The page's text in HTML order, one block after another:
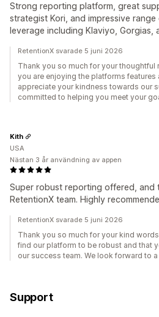
Strong reporting platform, great
strategist Kori, and impressive
leverage including Klaviyo, Gorgias,
RetentionX svarade 5 juni 2026
Thank you so much for your thoughtful
you are enjoying the platforms features
appreciate your kindness towards our
committed to helping you meet your
Super robust reporting offered, and
RetentionX team. Highly
Kith
USA
Nästan 3 år användning av appen
RetentionX svarade 5 juni 2026
Thank you so much for your kind
find our platform to be robust and that
our success team. We look forward to
Support